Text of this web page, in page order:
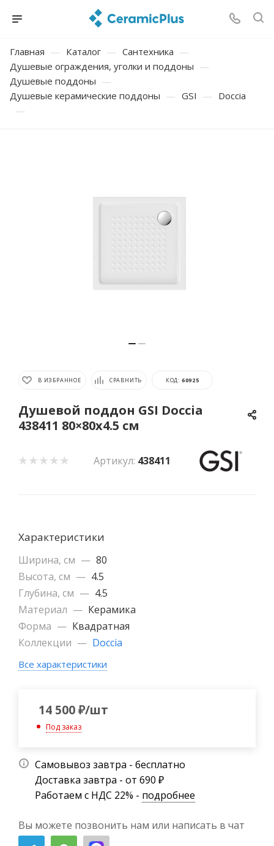
Главная — Каталог — Сантехника —
Душевые ограждения, уголки и поддоны —
Душевые поддоны —
Душевые керамические поддоны — GSI — Doccia
—
В ИЗБРАННОЕ СРАВНИТЬ КОД: 60925
Душевой поддон GSI Doccia
438411 80×80x4.5 см
Артикул: 438411
Характеристики
Ширина, см — 80
Высота, см — 4.5
Глубина, см — 4.5
Материал — Керамика
Форма — Квадратная
Коллекции — Doccia
Все характеристики
14 500₽/шт
Под заказ
Самовывоз завтра - бесплатно
Доставка завтра - от 690 ₽
Работаем с НДС 22% - подробнее
Вы можете позвонить нам или написать в чат